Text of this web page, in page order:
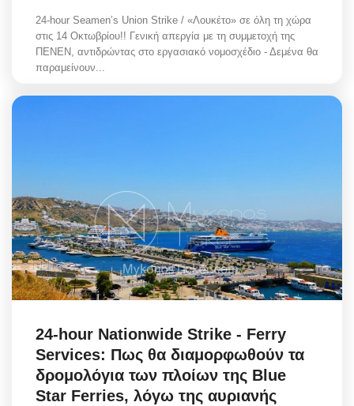
24-hour Seamen’s Union Strike / «Λουκέτο» σε όλη τη χώρα
στις 14 Οκτωβρίου!! Γενική απεργία με τη συμμετοχή της
ΠΕΝΕΝ, αντιδρώντας στο εργασιακό νομοσχέδιο - Δεμένα θα
παραμείνουν...
24-hour Nationwide Strike - Ferry
Services: Πως θα διαμορφωθούν τα
δρομολόγια των πλοίων της Blue
Star Ferries, λόγω της αυριανής